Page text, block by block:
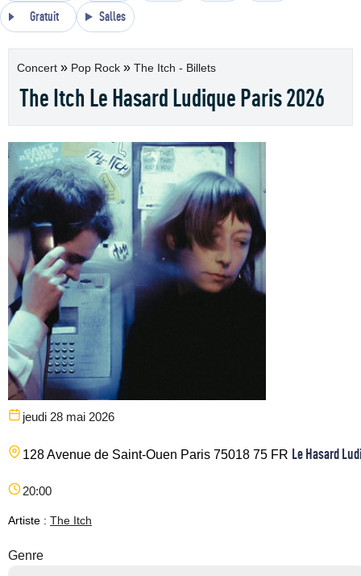
Gratuit Salles
Concert » Pop Rock » The Itch - Billets
The Itch Le Hasard Ludique Paris 2026
jeudi 28 mai 2026
128 Avenue de Saint-Ouen Paris 75018 75 FR Le Hasard
20:00
Artiste : The Itch
Genre